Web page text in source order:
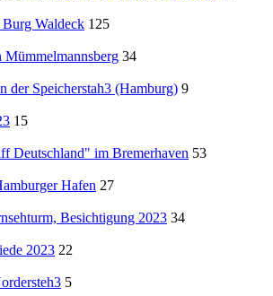
Waldeck 125
Mümmelmannsberg 34
der Speicherstah3 (Hamburg) 9
15
Deutschland" im Bremerhaven 53
Hafen 27
Besichtigung 2023 34
2023 22
5